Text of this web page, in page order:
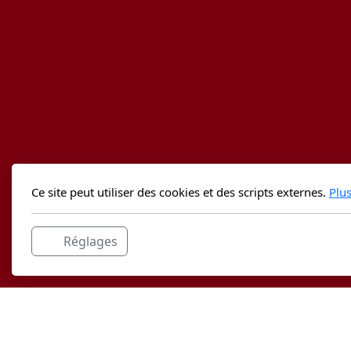
Ce site peut utiliser des cookies et des scripts externes.
Réglages